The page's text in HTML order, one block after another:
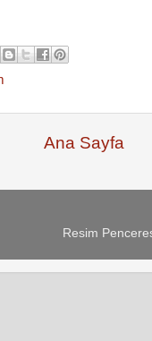
Ana Sayfa
Resim